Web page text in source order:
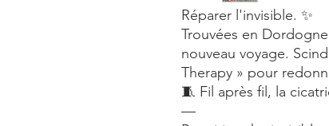
Réparer l'invisible. ✨
Trouvées en
nouveau voyage.
Therapy » pour
🧵 Fil après fil, la
—